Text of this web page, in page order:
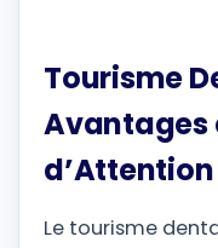
Tourisme
Avantages
d’Attention
Le tourisme